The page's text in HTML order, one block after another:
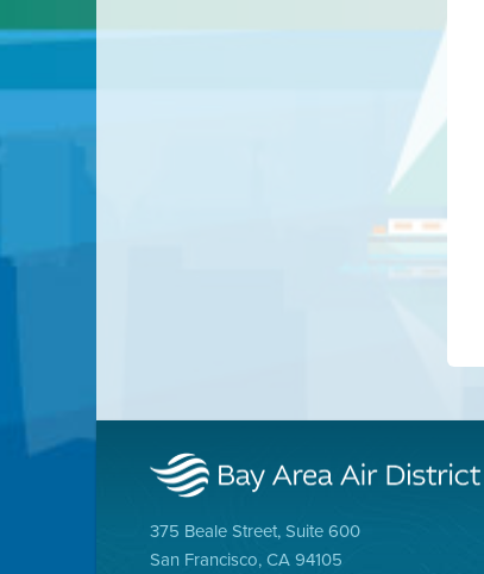
375 Beale Street, Suite 600
San Francisco, CA 94105